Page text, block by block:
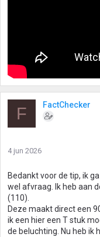
F FactChecker
4 jun 2026
Bedankt voor de tip, ik
wel afvraag. Ik heb aan
(110).
Deze maakt direct een
ik een hier een T stuk
de beluchting. Nu heb ik